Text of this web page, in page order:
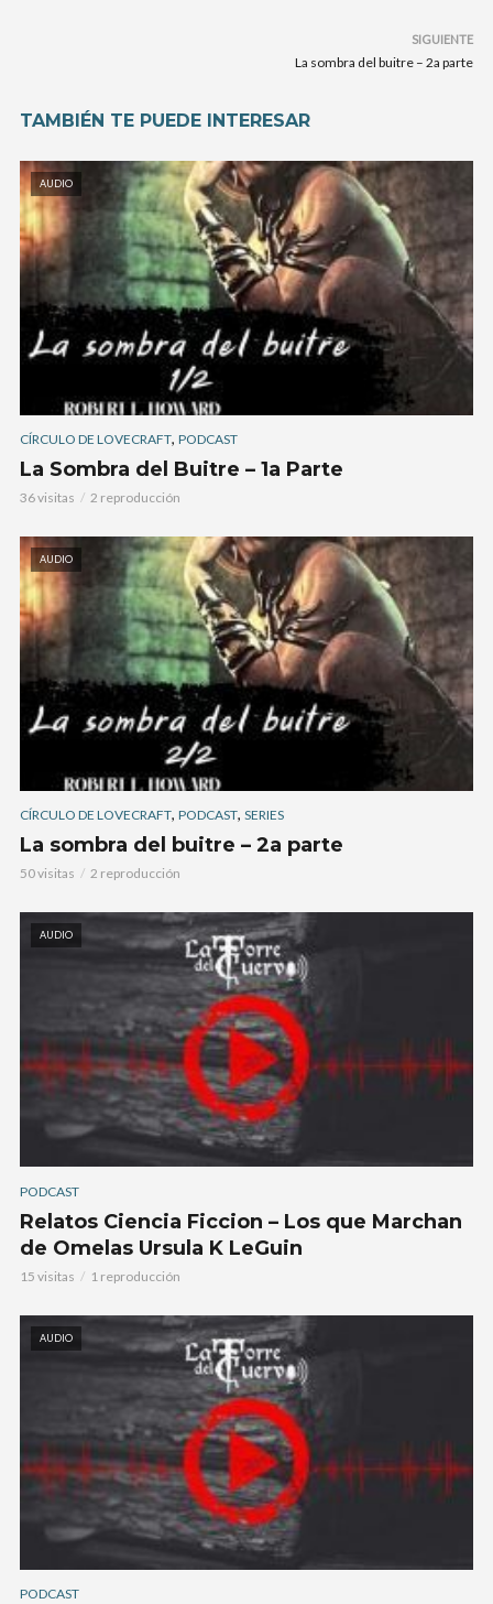
SIGUIENTE
La sombra del buitre – 2a parte
TAMBIÉN TE PUEDE INTERESAR
AUDIO
CÍRCULO DE LOVECRAFT, PODCAST
La Sombra del Buitre – 1a Parte
36 visitas 2 reproducción
AUDIO
CÍRCULO DE LOVECRAFT, PODCAST, SERIES
La sombra del buitre – 2a parte
50 visitas 2 reproducción
AUDIO
PODCAST
Relatos Ciencia Ficcion – Los que Marchan
de Omelas Ursula K LeGuin
15 visitas 1 reproducción
AUDIO
PODCAST